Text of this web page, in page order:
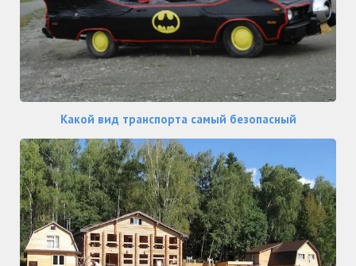
Какой вид транспорта самый безопасный